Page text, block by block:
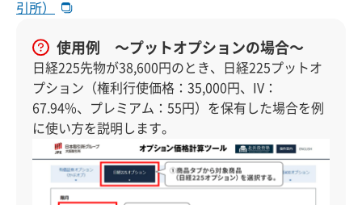
引所）
使用例 ～プットオプションの場合～
日経225先物が38,600円のとき、日経225プットオ
プション（権利行使価格：35,000円、IV：
67.94%、プレミアム：55円）を保有した場合を例
に使い方を説明します。